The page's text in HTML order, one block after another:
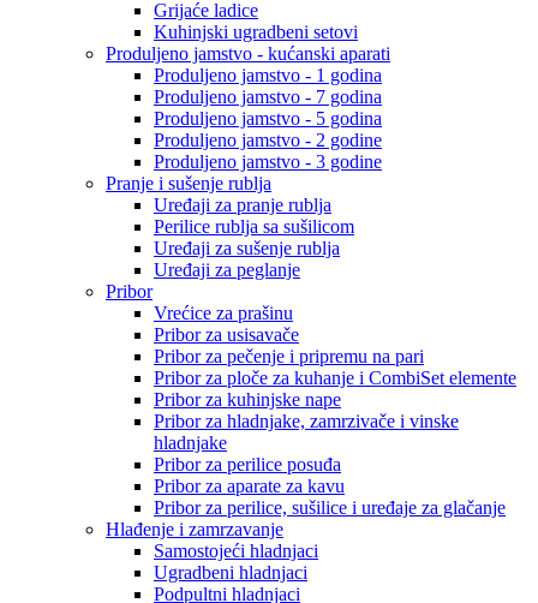
Grijaće ladice
Kuhinjski ugradbeni setovi
Produljeno jamstvo - kućanski aparati
Produljeno jamstvo - 1 godina
Produljeno jamstvo - 7 godina
Produljeno jamstvo - 5 godina
Produljeno jamstvo - 2 godine
Produljeno jamstvo - 3 godine
Pranje i sušenje rublja
Uređaji za pranje rublja
Perilice rublja sa sušilicom
Uređaji za sušenje rublja
Uređaji za peglanje
Pribor
Vrećice za prašinu
Pribor za usisavače
Pribor za pečenje i pripremu na pari
Pribor za ploče za kuhanje i CombiSet elemente
Pribor za kuhinjske nape
Pribor za hladnjake, zamrzivače i vinske
hladnjake
Pribor za perilice posuđa
Pribor za aparate za kavu
Pribor za perilice, sušilice i uređaje za glačanje
Hlađenje i zamrzavanje
Samostojeći hladnjaci
Ugradbeni hladnjaci
Podpultni hladnjaci